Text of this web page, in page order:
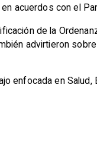
acuerdos con el
de la
advirtieron
enfocada en